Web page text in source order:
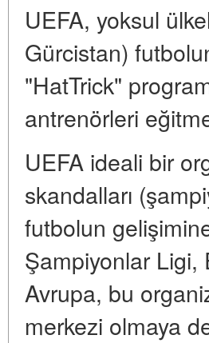
UEFA, yoksul
Gürcistan)
"HatTrick"
antrenörleri
UEFA ideali bir
skandalları
futbolun
Şampiyonlar Ligi,
Avrupa, bu
merkezi olmaya